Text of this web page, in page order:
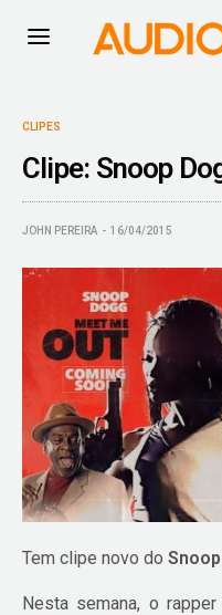
CLIPES
Clipe: Snoop
JOHN PEREIRA 16/04/2015
Tem clipe novo do
Nesta semana, o